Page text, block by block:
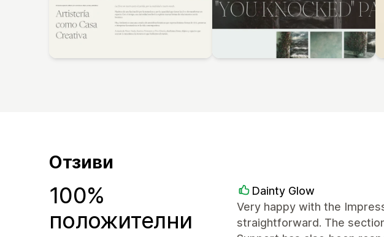
Отзиви
100%
положителни
Dainty Glow
Very happy with the
straightforward. The